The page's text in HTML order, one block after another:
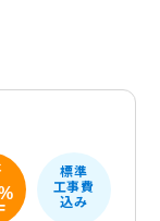
標準
工事費
込み